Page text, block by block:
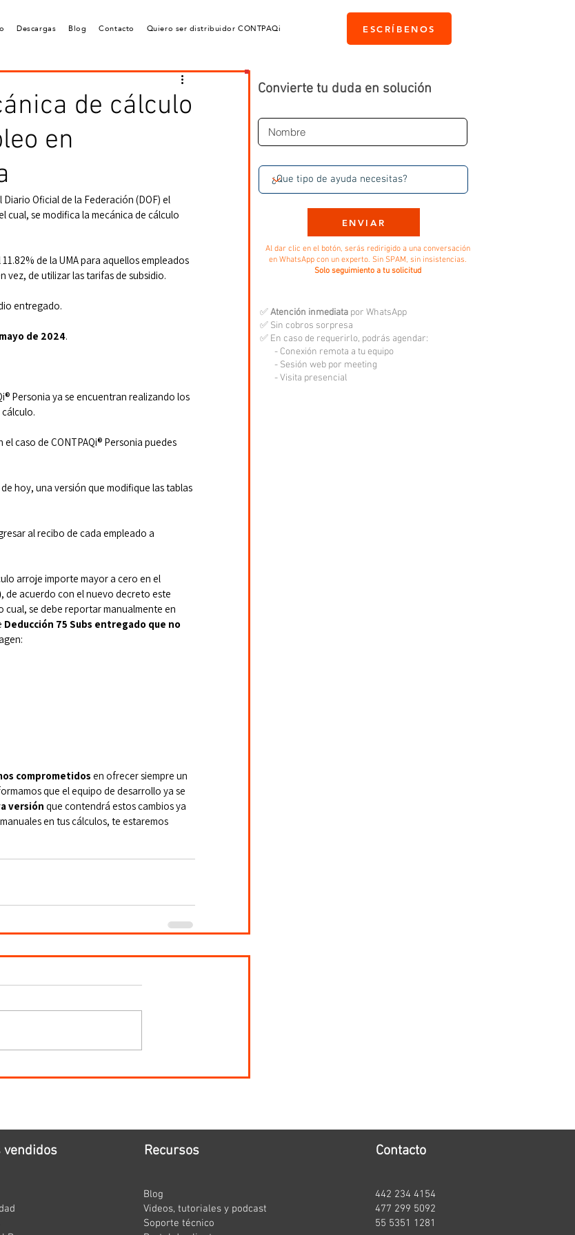
Descargas Blog Contacto Quiero ser distribuidor CONTPAQi ESCRÍBENOS
de cálculo
en
Diario Oficial de la Federación (DOF) el
cual, se modifica la mecánica de cálculo
de la UMA para aquellos empleados
vez, de utilizar las tarifas de subsidio.
entregado.
de 2024.
Personia ya se encuentran realizando los
caso de CONTPAQi® Personia puedes
hoy, una versión que modifique las tablas
al recibo de cada empleado a
arroje importe mayor a cero en el
, de acuerdo con el nuevo decreto este
se debe reportar manualmente en
Deducción 75 Subs entregado que no
comprometidos en ofrecer siempre un
que el equipo de desarrollo ya se
versión que contendrá estos cambios ya
en tus cálculos, te estaremos
Convierte tu duda en solución
ENVIAR
Al dar clic en el botón, serás redirigido a una conversación
en WhatsApp con un experto. Sin SPAM, sin insistencias.
Solo seguimiento a tu solicitud
✅Atención inmediata por WhatsApp
✅ Sin cobros sorpresa
✅ En caso de requerirlo, podrás agendar:
- Conexión remota a tu equipo
- Sesión web por meeting
- Visita presencial
vendidos Recursos
Blog
Videos, tutoriales y podcast
Soporte técnico
Contacto
442 234 4154
477 299 5092
55 5351 1281